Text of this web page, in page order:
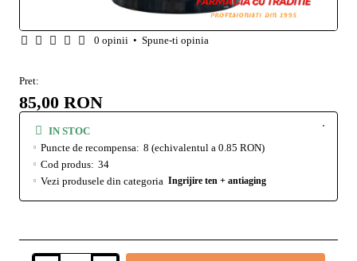
0 opinii • Spune-ti opinia
Pret:
85,00 RON
IN STOC
Puncte de recompensa: 8 (echivalentul a 0.85 RON)
Cod produs: 34
Vezi produsele din categoria Ingrijire ten + antiaging